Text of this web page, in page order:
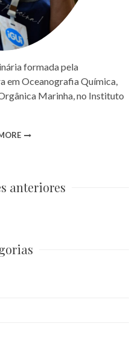
formada pela
em Oceanografia Química,
Marinha, no Instituto
anteriores